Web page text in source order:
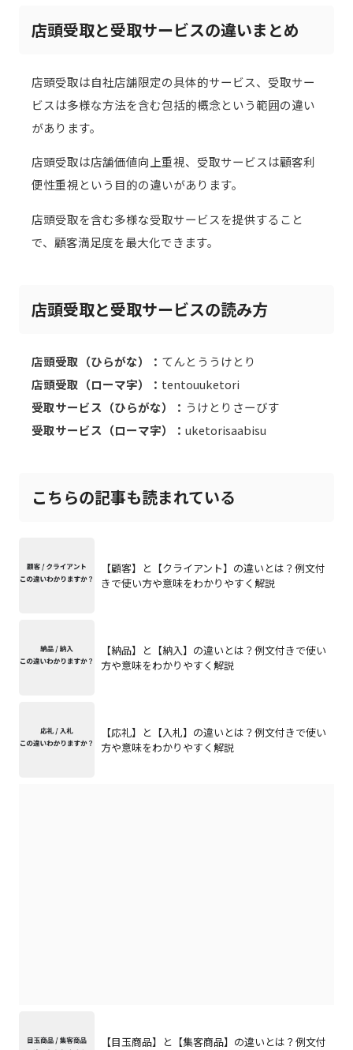
店頭受取と受取サービスの違いまとめ
店頭受取は自社店舗限定の具体的サービス、受取サー
ビスは多様な方法を含む包括的概念という範囲の違い
があります。
店頭受取は店舗価値向上重視、受取サービスは顧客利
便性重視という目的の違いがあります。
店頭受取を含む多様な受取サービスを提供すること
で、顧客満足度を最大化できます。
店頭受取と受取サービスの読み方
店頭受取（ひらがな）： てんとううけとり
店頭受取（ローマ字）： tentouuketori
受取サービス（ひらがな）： うけとりさーびす
受取サービス（ローマ字）： uketorisaabisu
こちらの記事も読まれている
【顧客】と【クライアント】の違いとは？例文付
きで使い方や意味をわかりやすく解説
【納品】と【納入】の違いとは？例文付きで使い
方や意味をわかりやすく解説
【応礼】と【入札】の違いとは？例文付きで使い
方や意味をわかりやすく解説
【目玉商品】と【集客商品】の違いとは？例文付